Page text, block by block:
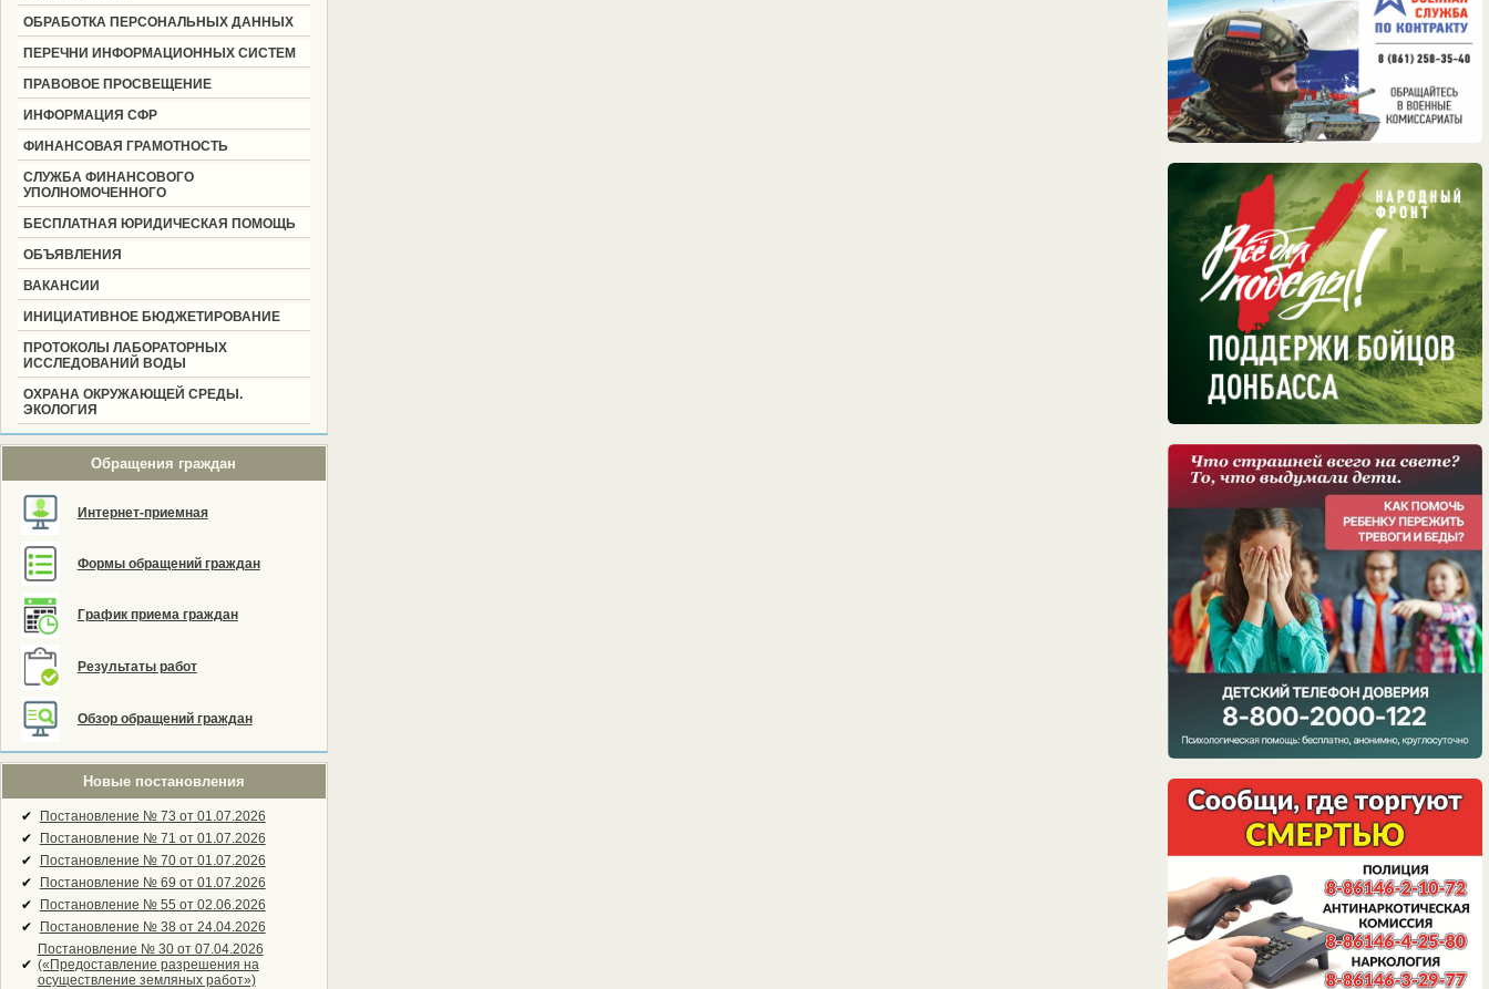
ОБРАБОТКА ПЕРСОНАЛЬНЫХ ДАННЫХ
ПЕРЕЧНИ ИНФОРМАЦИОННЫХ СИСТЕМ
ПРАВОВОЕ ПРОСВЕЩЕНИЕ
ИНФОРМАЦИЯ СФР
ФИНАНСОВАЯ ГРАМОТНОСТЬ
СЛУЖБА ФИНАНСОВОГО
УПОЛНОМОЧЕННОГО
БЕСПЛАТНАЯ ЮРИДИЧЕСКАЯ ПОМОЩЬ
ОБЪЯВЛЕНИЯ
ВАКАНСИИ
ИНИЦИАТИВНОЕ БЮДЖЕТИРОВАНИЕ
ПРОТОКОЛЫ ЛАБОРАТОРНЫХ
ИССЛЕДОВАНИЙ ВОДЫ
ОХРАНА ОКРУЖАЮЩЕЙ СРЕДЫ.
ЭКОЛОГИЯ
Обращения граждан
Интернет-приемная
Формы обращений граждан
График приема граждан
Результаты работ
Обзор обращений граждан
Новые постановления
✔
Постановление № 73 от 01.07.2026
✔
Постановление № 71 от 01.07.2026
✔
Постановление № 70 от 01.07.2026
✔
Постановление № 69 от 01.07.2026
✔
Постановление № 55 от 02.06.2026
✔
Постановление № 38 от 24.04.2026
✔
Постановление № 30 от 07.04.2026
(«Предоставление разрешения на
осуществление земляных работ»)